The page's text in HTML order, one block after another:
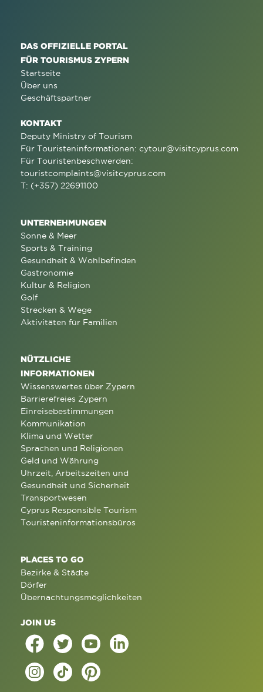
DAS OFFIZIELLE PORTAL
FÜR TOURISMUS ZYPERN
Startseite
Über uns
Geschäftspartner
KONTAKT
Deputy Ministry of Tourism
Für Touristeninformationen: cytour@visitcyprus.com
Für Touristenbeschwerden:
touristcomplaints@visitcyprus.com
T: (+357) 22691100
UNTERNEHMUNGEN
Sonne & Meer
Sports & Training
Gesundheit & Wohlbefinden
Gastronomie
Kultur & Religion
Golf
Strecken & Wege
Aktivitäten für Familien
NÜTZLICHE
INFORMATIONEN
Wissenswertes über Zypern
Barrierefreies Zypern
Einreisebestimmungen
Kommunikation
Klima und Wetter
Sprachen und Religionen
Geld und Währung
Uhrzeit, Arbeitszeiten und
Gesundheit und Sicherheit
Transportwesen
Cyprus Responsible Tourism
Touristeninformationsbüros
PLACES TO GO
Bezirke & Städte
Dörfer
Übernachtungsmöglichkeiten
JOIN US